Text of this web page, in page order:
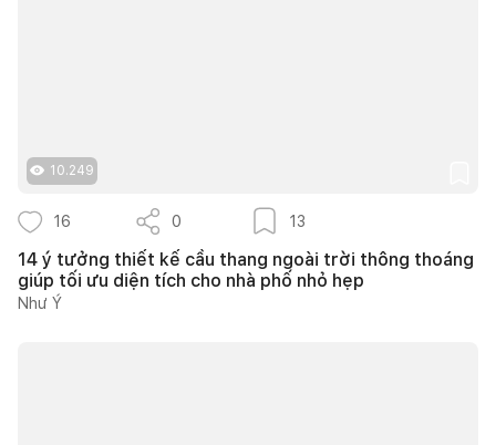
10.249
16 0 13
14 ý tưởng thiết kế cầu thang ngoài trời thông thoáng
giúp tối ưu diện tích cho nhà phố nhỏ hẹp
Như Ý